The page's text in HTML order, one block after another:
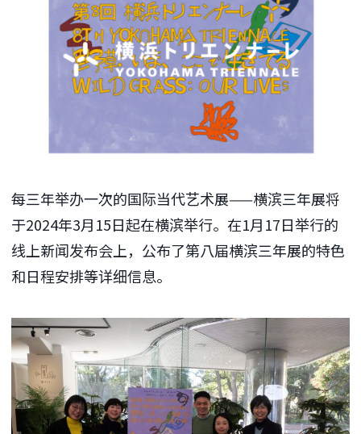
每三年举办一次的国际当代艺术展——横滨三年展将
于2024年3月15日起在横滨举行。在1月17日举行的
线上新闻发布会上，公布了第八届横滨三年展的特色
和日程安排等详细信息。